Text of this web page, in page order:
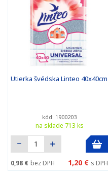
Utierka švédska Linteo 40x40cm
kód: 1900203
na sklade 713 ks
0,98 € bez DPH 1,20 € s DPH